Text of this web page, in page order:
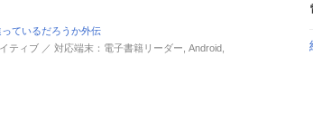
ているだろうか外伝
ティブ ／ 対応端末：電子書籍リーダー, Android,